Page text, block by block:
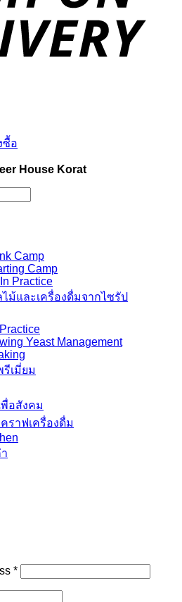
ซื้อ
House Korat
Camp
Camp
Practice
ม้และเครื่องดื่มจากไซรัป
Yeast Management
เมี่ยม
พื่อสังคม
ราฟเครื่องดื่ม
*